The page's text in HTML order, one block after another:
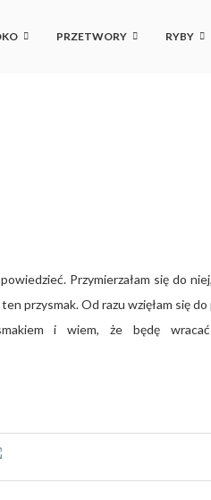
PRZETWORY RYBY
Przymierzałam się do
przysmak. Od razu wzięłam się do
i wiem, że będę